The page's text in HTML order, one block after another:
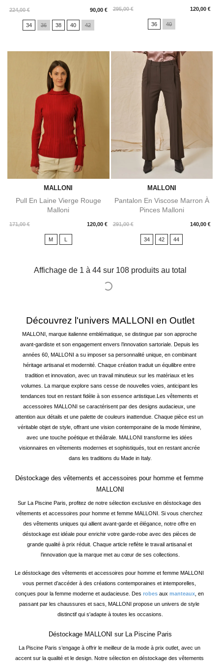
224,00 € 90,00 €
Prix
34 36 38 40 42
295,00 € 120,00 €
Prix
36 40
MALLONI
Pull En Laine Vierge Rouge
Malloni
171,00 € 120,00 €
Prix
M L
MALLONI
Pantalon En Viscose Marron À
Pinces Malloni
291,00 € 140,00 €
Prix
34 42 44
Affichage de 1 à 44 sur 108 produits au total
Découvrez l'univers MALLONI en Outlet
MALLONI, marque italienne emblématique, se distingue par son approche
avant-gardiste et son engagement envers l’innovation sartoriale. Depuis les
années 60, MALLONI a su imposer sa personnalité unique, en combinant
héritage artisanal et modernité. Chaque création traduit un équilibre entre
tradition et innovation, avec un travail minutieux sur les matériaux et les
volumes. La marque explore sans cesse de nouvelles voies, anticipant les
tendances tout en restant fidèle à son essence artistique.
Les vêtements et
accessoires MALLONI se caractérisent par des designs audacieux, une
attention aux détails et une palette de couleurs inattendue. Chaque pièce est un
véritable objet de style, offrant une vision contemporaine de la mode féminine,
avec une touche poétique et théâtrale. MALLONI transforme les idées
visionnaires en vêtements modernes et sophistiqués, tout en restant ancrée
dans les traditions du Made in Italy.
Déstockage des vêtements et accessoires pour homme et femme
MALLONI
Sur La Piscine Paris, profitez de notre sélection exclusive en déstockage des
vêtements et accessoires pour homme et femme MALLONI. Si vous cherchez
des vêtements uniques qui allient avant-garde et élégance, notre offre en
déstockage est idéale pour enrichir votre garde-robe avec des pièces de
grande qualité à prix réduit. Chaque article reflète le travail artisanal et
l’innovation que la marque met au cœur de ses collections.
Le déstockage des vêtements et accessoires pour homme et femme MALLONI
vous permet d’accéder à des créations contemporaines et intemporelles,
conçues pour la femme moderne et audacieuse. Des robes aux manteaux, en
passant par les chaussures et sacs, MALLONI propose un univers de style
distinctif qui s'adapte à toutes les occasions.
Déstockage MALLONI sur La Piscine Paris
La Piscine Paris s’engage à offrir le meilleur de la mode à prix outlet, avec un
accent sur la qualité et le design. Notre sélection en déstockage des vêtements